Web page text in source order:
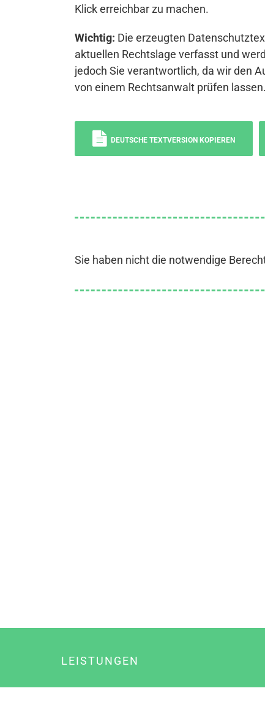
Klick erreichbar zu machen.
Wichtig: Die erzeugten
aktuellen Rechtslage verfasst und
jedoch Sie verantwortlich, da wir den
von einem Rechtsanwalt prüfen
DEUTSCHE TEXTVERSION KOPIEREN
Sie haben nicht die notwendige
LEISTUNGEN